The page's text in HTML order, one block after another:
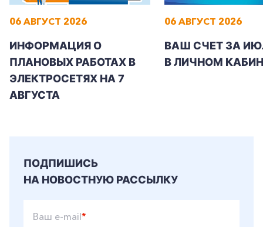
06 АВГУСТ 2026
ИНФОРМАЦИЯ О
ПЛАНОВЫХ РАБОТАХ В
ЭЛЕКТРОСЕТЯХ НА 7
АВГУСТА
06 АВГУСТ 2026
ВАШ СЧЕТ ЗА
В ЛИЧНОМ
ПОДПИШИСЬ
НА НОВОСТНУЮ РАССЫЛКУ
Ваш e-mail*